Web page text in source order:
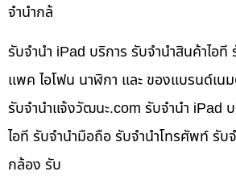
จำนำกล้
รับจำนำ iPad บริการ รับจำนำสินค้าไอที
แพค ไอโฟน นาฬิกา และ ของแบรนด์เน
รับจํานําแจ้งวัฒนะ.com รับจำนำ iPad
ไอที รับจำนำมือถือ รับจำนำโทรศัพท์ รับ
กล้อง รับ